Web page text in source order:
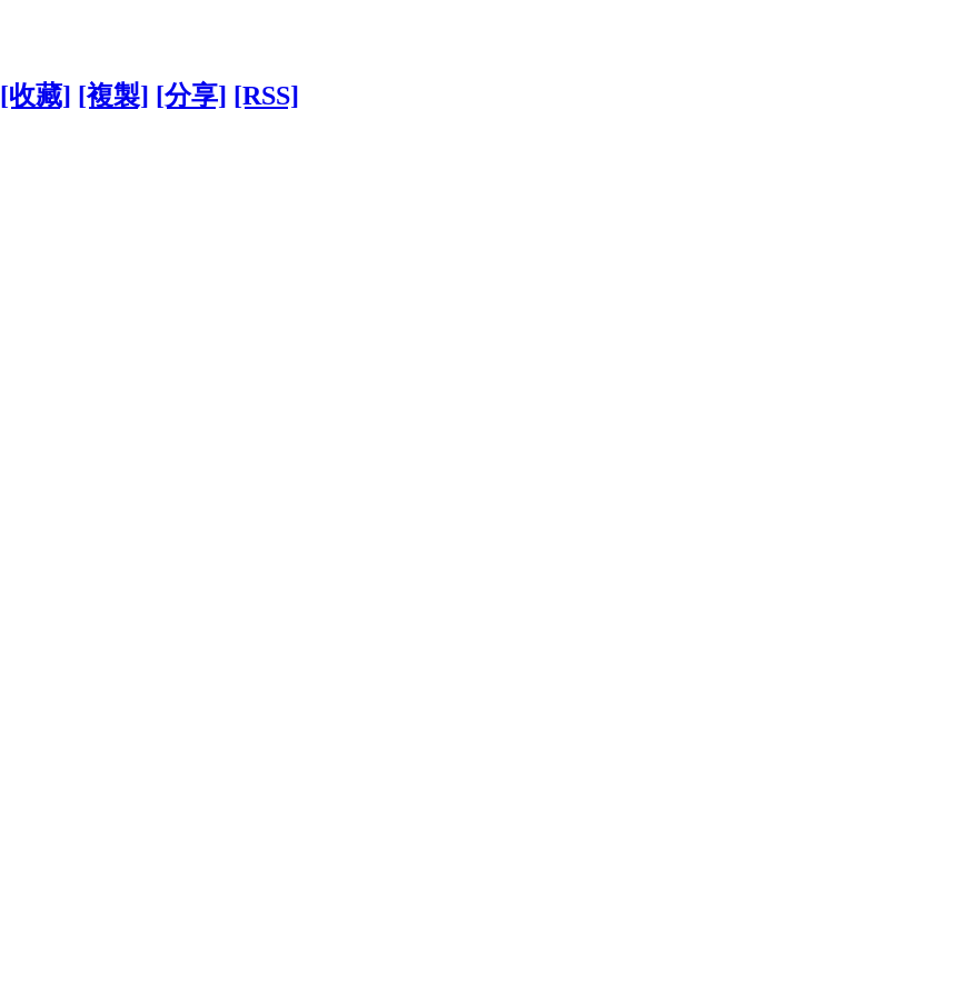
[收藏] [複製] [分享] [RSS]